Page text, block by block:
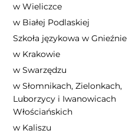
w Wieliczce
w Białej Podlaskiej
Szkoła językowa w Gnieźnie
w Krakowie
w Swarzędzu
w Słomnikach, Zielonkach,
Luborzycy i Iwanowicach
Włościańskich
w Kaliszu